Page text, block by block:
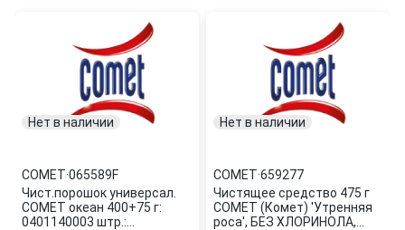
Нет в наличии
COMET·065589F
Чист.порошок универсал.
COMET океан 400+75 г:
0401140003 штр.:
Нет в наличии
COMET·659277
Чистящее средство 475 г
COMET (Комет) 'Утренняя
роса', БЕЗ ХЛОРИНОЛА,